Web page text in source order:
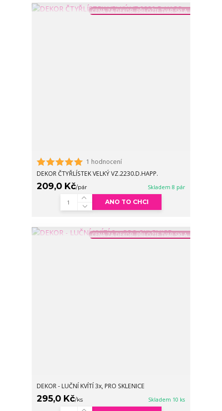
CENA ZA DEKOR, PŘILOŽTE TVAR SKLA
1 hodnocení
DEKOR ČTYŘLÍSTEK VELKÝ VZ.2230.D.HAPP.
209,0 Kč/pár Skladem 8 pár
ANO TO CHCI
CENA ZA DEKOR, PŘILOŽTE TVAR SKLA
DEKOR - LUČNÍ KVÍTÍ 3x, PRO SKLENICE
295,0 Kč/ks Skladem 10 ks